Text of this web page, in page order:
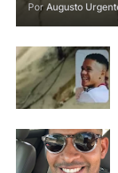
Por Augusto